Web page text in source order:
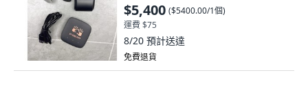
$5,400 ($5400.00/1個)
運費 $75
8/20 預計送達
免費退貨